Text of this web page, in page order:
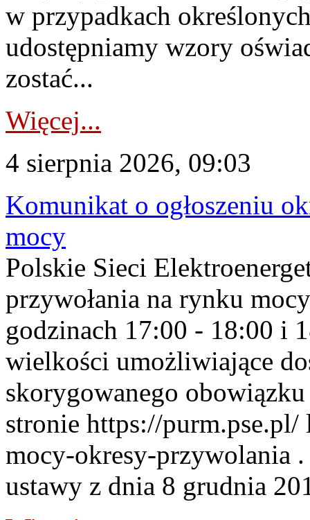
w przypadkach
udostępniamy wzory
zostać...
Więcej...
4 sierpnia 2026, 09:03
Komunikat o ogłoszeniu
mocy
Polskie Sieci
przywołania na rynku
godzinach 17:00 - 18:00 i
wielkości umożliwiające
skorygowanego
stronie https://
mocy-okresy-przywolania
ustawy z dnia 8 grudnia